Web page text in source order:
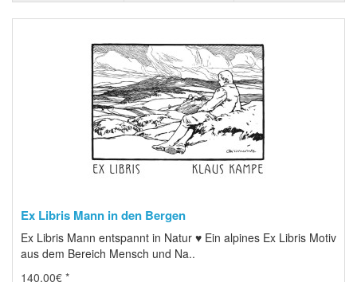
Ex Libris Mann in den Bergen
Ex Libris Mann entspannt in Natur ♥ Ein alpines Ex Libris Motiv
aus dem Bereich Mensch und Na..
140,00€ *